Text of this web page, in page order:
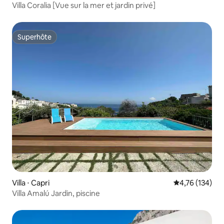
Villa Coralia [Vue sur la mer et jardin privé]
Superhôte
Superhôte
Villa ⋅ Capri Évaluation
4,76 (134)
Villa Amalú Jardin, piscine